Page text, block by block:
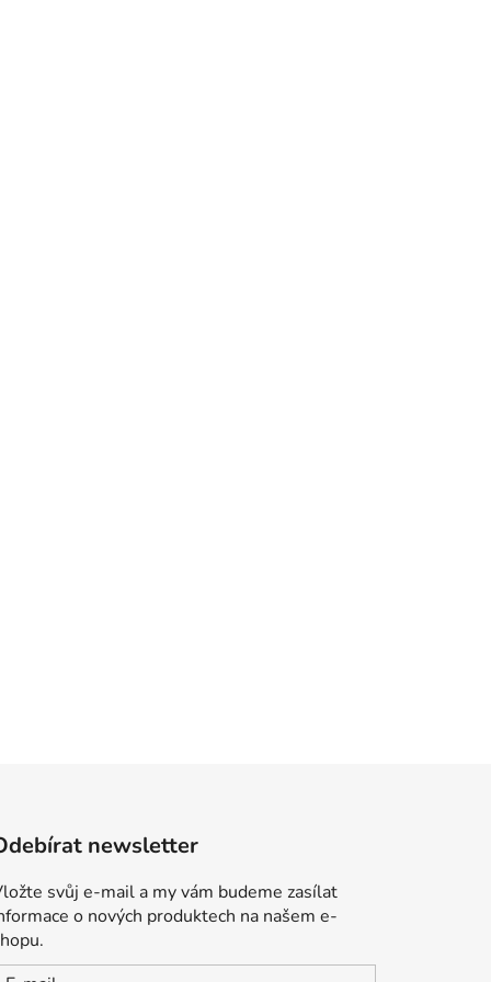
newsletter
svůj e-mail a my vám budeme zasílat
o nových produktech na našem e-